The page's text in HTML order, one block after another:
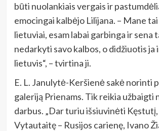
būti nuolankiais vergais ir
emocingai kalbėjo Lilijana. – Mane
lietuviai, esam labai garbinga ir sena
nedarkyti savo kalbos, o didžiuotis ja
lietuvis“, – tvirtina ji.
E. L. Janulytė-Keršienė sakė norinti
galeriją Prienams. Tik reikia užbaigti
darbus. „Dar turiu išsiuvinėti Kęstutį,
Vytautaitę – Rusijos carienę, Ivano